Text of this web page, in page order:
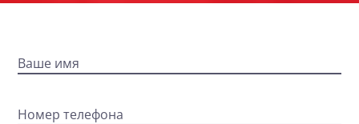
Ваше имя
Номер телефона